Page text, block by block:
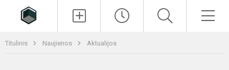
Titulinis Naujienos Aktualijos